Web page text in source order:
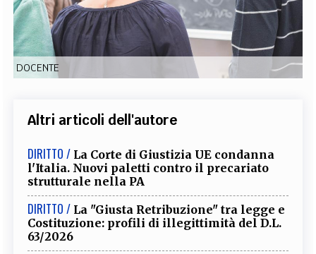
SOCIAL MEDIA
DOCENTE
Altri articoli dell'autore
DIRITTO / La Corte di Giustizia UE condanna
l'Italia. Nuovi paletti contro il precariato
strutturale nella PA
DIRITTO / La "Giusta Retribuzione" tra legge e
Costituzione: profili di illegittimità del D.L.
63/2026